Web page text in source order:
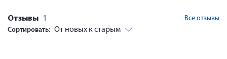
Отзывы 1
Все отзывы
Сортировать: От новых к старым